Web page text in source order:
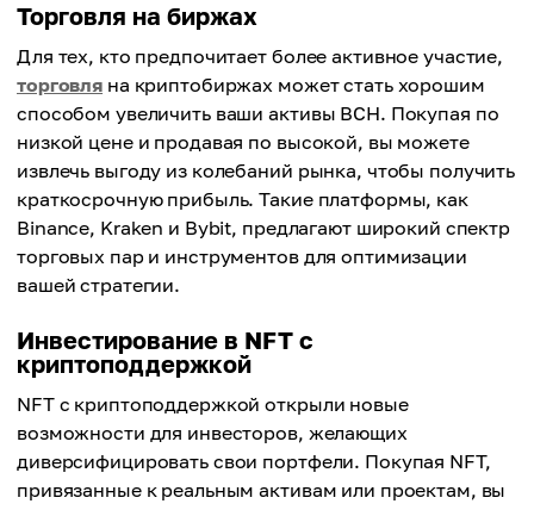
Торговля на биржах
Для тех, кто предпочитает более активное участие,
торговля на криптобиржах может стать хорошим
способом увеличить ваши активы BCH. Покупая по
низкой цене и продавая по высокой, вы можете
извлечь выгоду из колебаний рынка, чтобы получить
краткосрочную прибыль. Такие платформы, как
Binance, Kraken и Bybit, предлагают широкий спектр
торговых пар и инструментов для оптимизации
вашей стратегии.
Инвестирование в NFT с
криптоподдержкой
NFT с криптоподдержкой открыли новые
возможности для инвесторов, желающих
диверсифицировать свои портфели. Покупая NFT,
привязанные к реальным активам или проектам, вы